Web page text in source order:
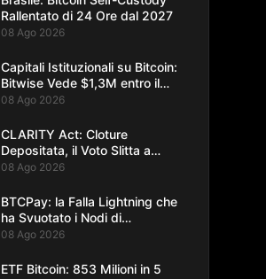
Rallentato di 24 Ore dal 2027
08 Ago 2026
Capitali Istituzionali su Bitcoin:
Bitwise Vede $1,3M entro il
2035
08 Ago 2026
CLARITY Act: Cloture
Depositata, il Voto Slitta a
Settembre
08 Ago 2026
BTCPay: la Falla Lightning che
ha Svuotato i Nodi di
Foundation
08 Ago 2026
ETF Bitcoin: 853 Milioni in 5